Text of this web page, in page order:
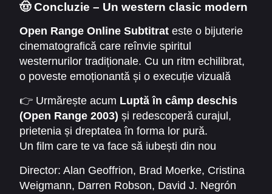
🤠Concluzie – Un western clasic modern
Open Range Online Subtitrat este o bijuterie
cinematografică care reînvie spiritul
westernurilor tradiționale. Cu un ritm echilibrat,
o poveste emoționantă și o execuție vizuală
luptă nu se dă doar cu armele, ci și cu propriile
principii.
👉 Urmărește acum Luptă în câmp deschis
(Open Range 2003) și redescoperă curajul,
prietenia și dreptatea în forma lor pură.
Un film care te va face să iubești din nou
Director: Alan Geoffrion, Brad Moerke, Cristina
Weigmann, Darren Robson, David J. Negrón